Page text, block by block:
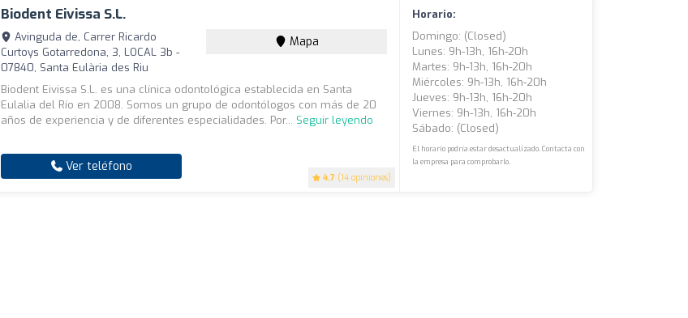
Biodent Eivissa S.L.
4.7 (14 opiniones)
Avinguda de, Carrer Ricardo
Curtoys Gotarredona, 3, LOCAL 3b -
07840, Santa Eulària des Riu
Mapa
Biodent Eivissa S.L. es una clínica odontológica establecida en Santa
Eulalia del Río en 2008. Somos un grupo de odontólogos con más de 20
años de experiencia y de diferentes especialidades. Por... Seguir leyendo
Ver teléfono
Horario:
Domingo: (closed)
Lunes: 9h-13h, 16h-20h
Martes: 9h-13h, 16h-20h
Miércoles: 9h-13h, 16h-20h
Jueves: 9h-13h, 16h-20h
Viernes: 9h-13h, 16h-20h
Sábado: (closed)
El horario podría estar desactualizado. Contacta con
la empresa para comprobarlo.